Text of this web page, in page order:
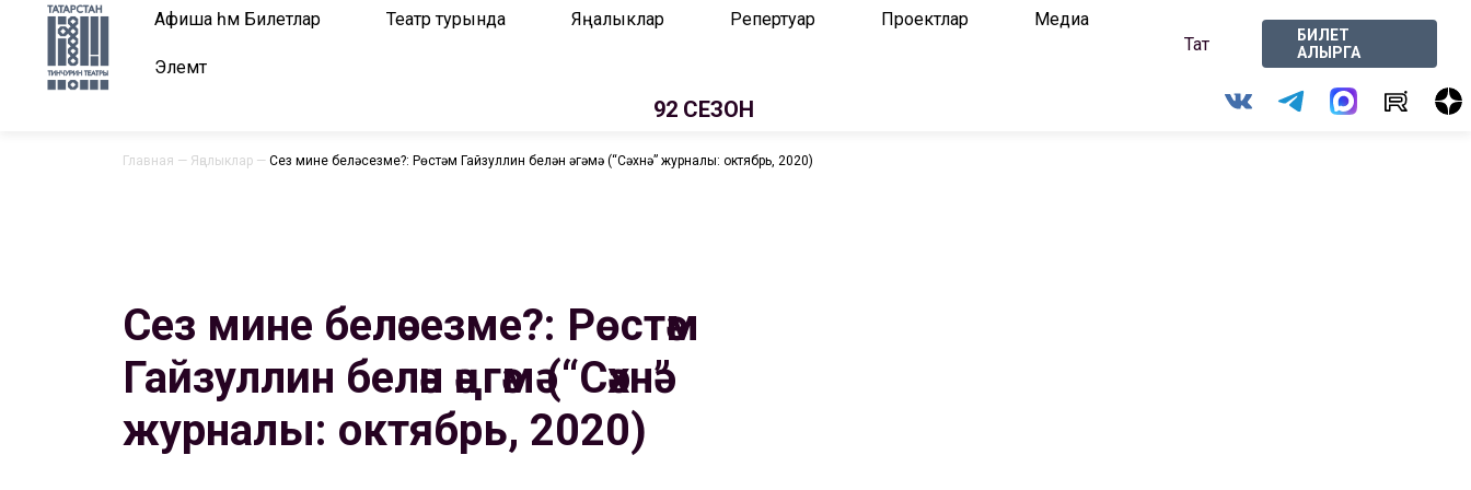
Афиша һәм Билетлар Театр турында Яңалыклар Репертуар Проектлар Медиа
Элемтә
Тат
БИЛЕТ
АЛЫРГА
92 СЕЗОН
Главная — Яңалыклар — Сез мине беләсезме?: Рөстәм Гайзуллин белән әңгәмә (“Сәхнә” журналы: октябрь, 2020)
Сез мине беләсезме?: Рөстәм
Гайзуллин белән әңгәмә (“Сәхнә”
журналы: октябрь, 2020)